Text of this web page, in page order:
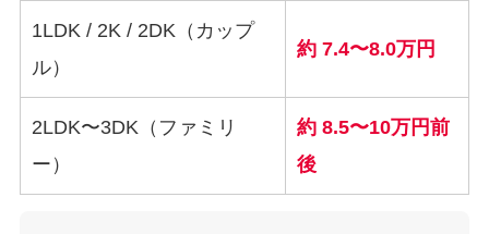
1LDK / 2K / 2DK（カップ
ル）
約 7.4〜8.0万円
2LDK〜3DK（ファミリ
ー）
約 8.5〜10万円前
後